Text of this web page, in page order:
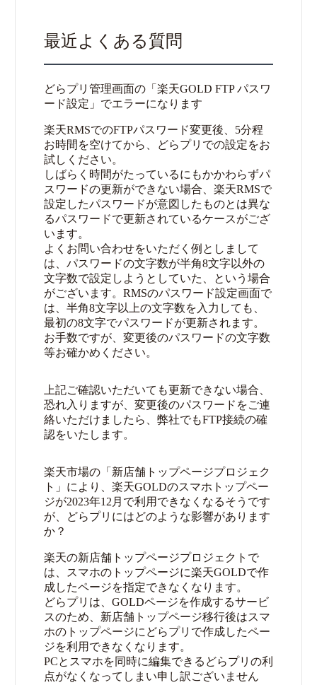
最近よくある質問
どらプリ管理画面の「楽天GOLD FTP パスワ
ード設定」でエラーになります
楽天RMSでのFTPパスワード変更後、5分程
お時間を空けてから、どらプリでの設定をお
試しください。
しばらく時間がたっているにもかかわらずパ
スワードの更新ができない場合、楽天RMSで
設定したパスワードが意図したものとは異な
るパスワードで更新されているケースがござ
います。
よくお問い合わせをいただく例としまして
は、パスワードの文字数が半角8文字以外の
文字数で設定しようとしていた、という場合
がございます。RMSのパスワード設定画面で
は、半角8文字以上の文字数を入力しても、
最初の8文字でパスワードが更新されます。
お手数ですが、変更後のパスワードの文字数
等お確かめください。
上記ご確認いただいても更新できない場合、
恐れ入りますが、変更後のパスワードをご連
絡いただけましたら、弊社でもFTP接続の確
認をいたします。
楽天市場の「新店舗トップページプロジェク
ト」により、楽天GOLDのスマホトップペー
ジが2023年12月で利用できなくなるそうです
が、どらプリにはどのような影響があります
か？
楽天の新店舗トップページプロジェクトで
は、スマホのトップページに楽天GOLDで作
成したページを指定できなくなります。
どらプリは、GOLDページを作成するサービ
スのため、新店舗トップページ移行後はスマ
ホのトップページにどらプリで作成したペー
ジを利用できなくなります。
PCとスマホを同時に編集できるどらプリの利
点がなくなってしまい申し訳ございません